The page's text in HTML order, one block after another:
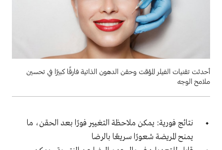
أحدثت تقنيات الفيلر المؤقت وحقن الدهون الذاتية فارقًا كبيرًا في تحسين
ملامح الوجه
نتائج فورية: يمكن ملاحظة التغيير فورًا بعد الحقن، ما
يمنح المريضة شعورًا سريعًا بالرضا